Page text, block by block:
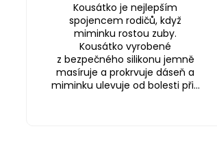
Kousátko je nejlepším
spojencem rodičů, když
miminku rostou zuby.
Kousátko vyrobené
z bezpečného silikonu jemně
masíruje a prokrvuje dáseň a
miminku ulevuje od bolesti při...